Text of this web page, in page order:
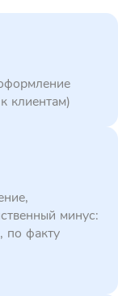
клиентам)
минус:
по факту